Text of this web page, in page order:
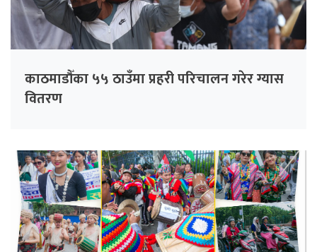
काठमाडौँका ५५ ठाउँमा प्रहरी परिचालन गरेर ग्यास
वितरण